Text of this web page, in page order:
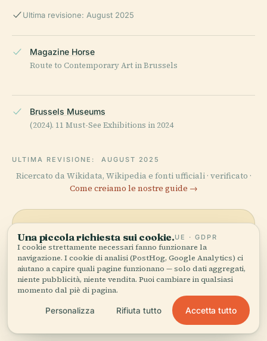
Ultima revisione: August 2025
Magazine Horse
Route to Contemporary Art in Brussels
Brussels Museums
(2024). 11 Must-See Exhibitions in 2024
ULTIMA REVISIONE: AUGUST 2025
Ricercato da Wikidata, Wikipedia e fonti ufficiali · verificato ·
Come creiamo le nostre guide →
Esplora la zona
Vedi Centrale For
Contemporary Art sulla
mappa e scopri cosa c'è nei
dintorni.
Vedi mappa
Una piccola richiesta sui cookie.UE · GDPR
I cookie strettamente necessari fanno funzionare la
navigazione. I cookie di analisi (PostHog, Google Analytics) ci
aiutano a capire quali pagine funzionano — solo dati aggregati,
niente pubblicità, niente vendita. Puoi cambiare in qualsiasi
momento dal piè di pagina.
Personalizza Rifiuta tutto Accetta tutto